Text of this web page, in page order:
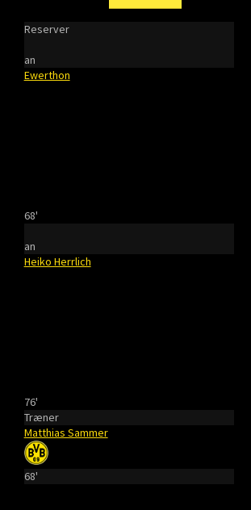
Reserver
an
Ewerthon
68'
an
Heiko Herrlich
76'
Træner
Matthias Sammer
68'